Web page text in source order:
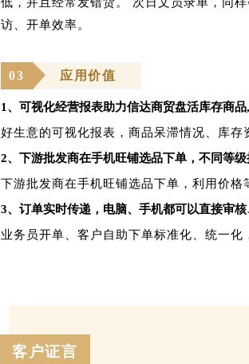
低，并且经常发错货。
次日文员录单，同
访、开单效率。
03 应用价值
1、 可视化经营报表助力信达商贸盘活库存商品
好生意的可视化报表，商品呆滞情况、库
2、 下游批发商在手机旺铺选品下单，不同等
下游批发商在手机旺铺选品下单，利用价
3、 订单实时传递，电脑、手机都可以直接审
业务员开单、客户自助下单标准化、统一
客户证言